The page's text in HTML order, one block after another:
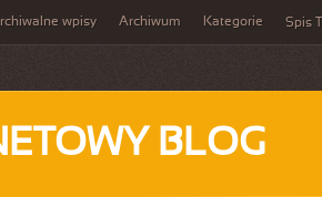
wpisy Archiwum Kategorie Spis
BLOG